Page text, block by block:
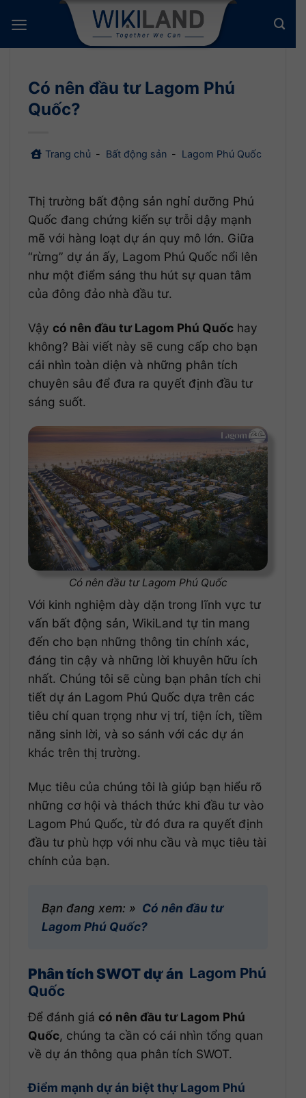
qua
nội
Có nên đầu tư Lagom Phú
Quốc?
Trang chủ - Bất động sản - Lagom Phú Quốc
Thị trường bất động sản nghỉ dưỡng Phú
Quốc đang chứng kiến sự trỗi dậy mạnh
mẽ với hàng loạt dự án quy mô lớn. Giữa
“rừng” dự án ấy, Lagom Phú Quốc nổi lên
như một điểm sáng thu hút sự quan tâm
của đông đảo nhà đầu tư.
Vậy có nên đầu tư Lagom Phú Quốchay
không? Bài viết này sẽ cung cấp cho bạn
cái nhìn toàn diện và những phân tích
chuyên sâu để đưa ra quyết định đầu tư
sáng suốt.
Có nên đầu tư Lagom Phú Quốc
Với kinh nghiệm dày dặn trong lĩnh vực tư
vấn bất động sản, WikiLand tự tin mang
đến cho bạn những thông tin chính xác,
đáng tin cậy và những lời khuyên hữu ích
nhất. Chúng tôi sẽ cùng bạn phân tích chi
tiết dự án Lagom Phú Quốc dựa trên các
tiêu chí quan trọng như vị trí, tiện ích, tiềm
năng sinh lời, và so sánh với các dự án
khác trên thị trường.
Mục tiêu của chúng tôi là giúp bạn hiểu rõ
những cơ hội và thách thức khi đầu tư vào
Lagom Phú Quốc, từ đó đưa ra quyết định
đầu tư phù hợp với nhu cầu và mục tiêu tài
chính của bạn.
Bạn đang xem: » Có nên đầu tư
Lagom Phú Quốc?
Phân tích SWOT dự án Lagom Phú
Quốc
Để đánh giá có nên đầu tư Lagom Phú
Quốc, chúng ta cần có cái nhìn tổng quan
về dự án thông qua phân tích SWOT.
Điểm mạnh dự án biệt thự Lagom Phú